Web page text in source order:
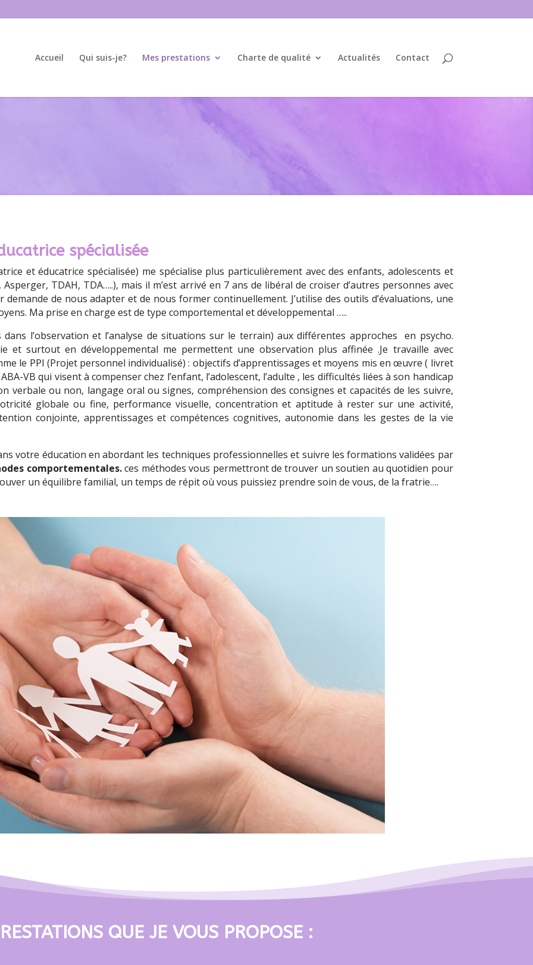
Accueil Qui suis-je? Mes prestations Charte de qualité Actualités Contact
spécialisée
et éducatrice spécialisée) me spécialise plus particulièrement avec des enfants, adolescents et
Asperger, TDAH, TDA…..), mais il m’est arrivé en 7 ans de libéral de croiser d’autres personnes avec
de nous adapter et de nous former continuellement. J’utilise des outils d’évaluations, une
Ma prise en charge est de type comportemental et développemental …..
l’observation et l’analyse de situations sur le terrain) aux différentes approches en psycho.
et surtout en développemental me permettent une observation plus affinée .Je travaille avec
le PPI (Projet personnel individualisé) : objectifs d’apprentissages et moyens mis en œuvre ( livret
VB qui visent à compenser chez l’enfant, l’adolescent, l’adulte , les difficultés liées à son handicap
verbale ou non, langage oral ou signes, compréhension des consignes et capacités de les suivre,
globale ou fine, performance visuelle, concentration et aptitude à rester sur une activité,
conjointe, apprentissages et compétences cognitives, autonomie dans les gestes de la vie
votre éducation en abordant les techniques professionnelles et suivre les formations validées par
comportementales.ces méthodes vous permettront de trouver un soutien au quotidien pour
un équilibre familial, un temps de répit où vous puissiez prendre soin de vous, de la fratrie….
QUE JE VOUS PROPOSE: